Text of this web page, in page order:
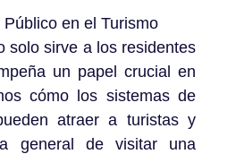
en el Turismo
solo sirve a los residentes
un papel crucial en
cómo los sistemas de
atraer a turistas y
general de visitar una